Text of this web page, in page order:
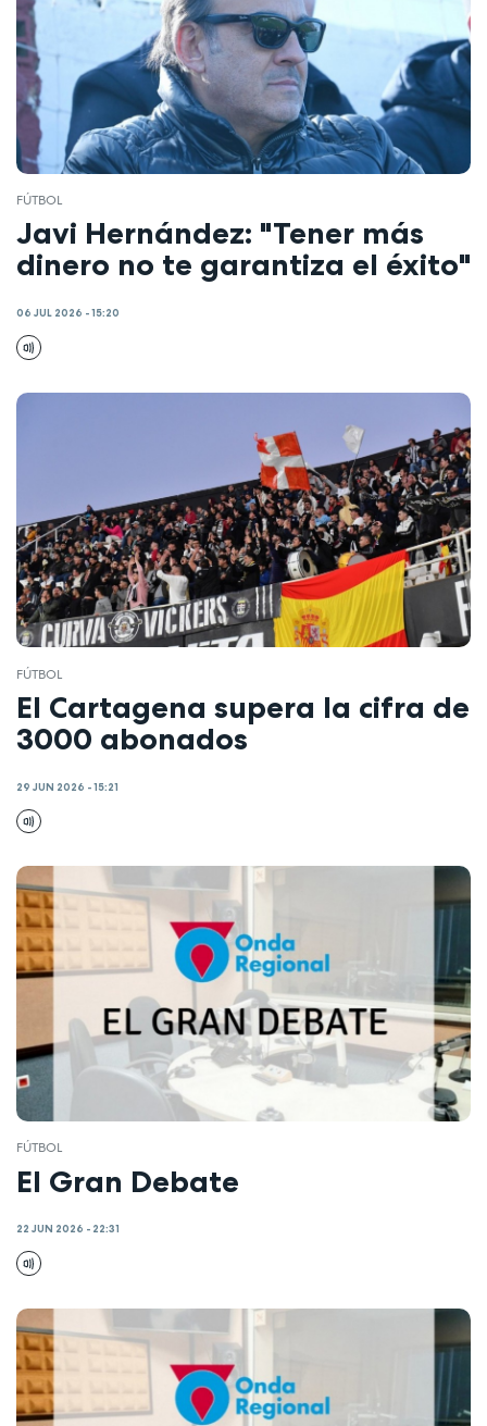
FÚTBOL
Javi Hernández: "Tener más
dinero no te garantiza el éxito"
06 JUL 2026 - 15:20
FÚTBOL
El Cartagena supera la cifra de
3000 abonados
29 JUN 2026 - 15:21
FÚTBOL
El Gran Debate
22 JUN 2026 - 22:31